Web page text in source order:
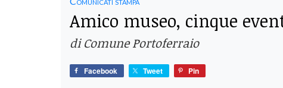
Amico museo, cinque
di Comune Portoferraio
Facebook Tweet Pin